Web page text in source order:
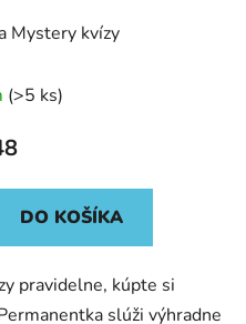
Mystery kvízy
(>5 ks)
DO KOŠÍKA
pravidelne, kúpte si
slúži výhradne